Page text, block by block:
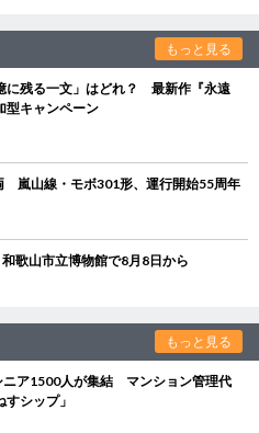
もっと見る
に残る一文」はどれ？ 最新作『永遠
型キャンペーン
嵐山線・モボ301形、運行開始55周年
歌山市立博物館で8月8日から
もっと見る
ニア1500人が集結 マンション管理代
シップ」